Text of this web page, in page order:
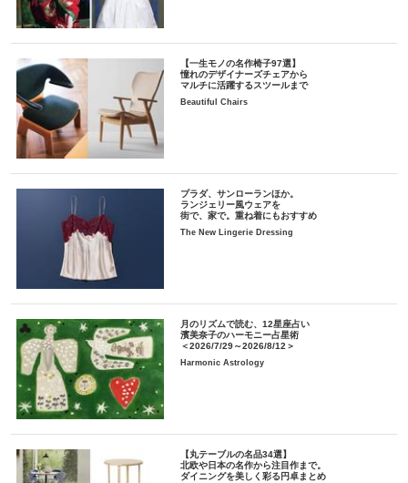
【一生モノの名作椅子97選】
憧れのデザイナーズチェアから
マルチに活躍するスツールまで
Beautiful Chairs
プラダ、サンローランほか。
ランジェリー風ウェアを
街で、家で。重ね着にもおすすめ
The New Lingerie Dressing
月のリズムで読む、12星座占い
濱美奈子のハーモニー占星術
＜2026/7/29～2026/8/12＞
Harmonic Astrology
【丸テーブルの名品34選】
北欧や日本の名作から注目作まで。
ダイニングを美しく彩る円卓まとめ